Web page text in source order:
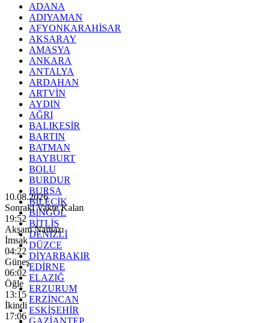
ADANA
ADIYAMAN
AFYONKARAHİSAR
AKSARAY
AMASYA
ANKARA
ANTALYA
ARDAHAN
ARTVİN
AYDIN
AĞRI
BALIKESİR
BARTIN
BATMAN
BAYBURT
BOLU
BURDUR
BURSA
BİLECİK
BİNGÖL
BİTLİS
DENİZLİ
DÜZCE
DİYARBAKIR
EDİRNE
ELAZIĞ
ERZURUM
ERZİNCAN
ESKİŞEHİR
GAZİANTEP
10.08.2026
Sonraki Vakte Kalan
19:51
Akşam Namazı
İmsak
04:22
Güneş
06:02
Öğle
13:15
İkindi
17:06